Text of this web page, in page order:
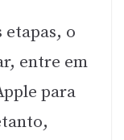
etapas, o
entre em
para